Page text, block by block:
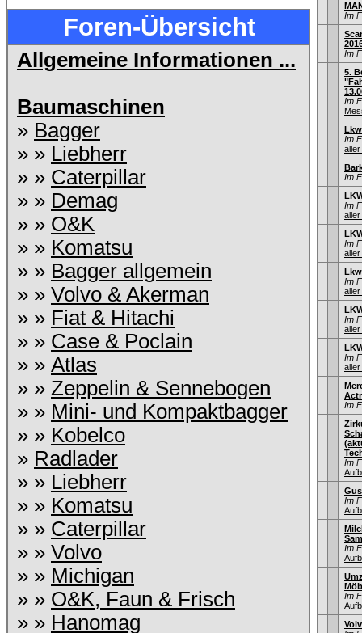
Foren-Übersicht
Allgemeine Informationen ...
Baumaschinen
» Bagger
» » Liebherr
» » Caterpillar
» » Demag
» » O&K
» » Komatsu
» » Bagger allgemein
» » Volvo & Akerman
» » Fiat & Hitachi
» » Case & Poclain
» » Atlas
» » Zeppelin & Sennebogen
» » Mini- und Kompaktbagger
» » Kobelco
» Radlader
» » Liebherr
» » Komatsu
» » Caterpillar
» » Volvo
» » Michigan
» » O&K, Faun & Frisch
» » Hanomag
Im
Im
5.
Im
Im
aller
Im
Im
aller
Im
aller
Im
aller
Im
aller
Im
aller
Im
Im
Im
Im
Im